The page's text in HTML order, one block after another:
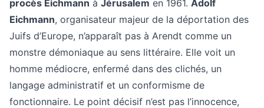
procès Eichmann à Jérusalem en 1961. Adolf
Eichmann, organisateur majeur de la déportation des
Juifs d’Europe, n’apparaît pas à Arendt comme un
monstre démoniaque au sens littéraire. Elle voit un
homme médiocre, enfermé dans des clichés, un
langage administratif et un conformisme de
fonctionnaire. Le point décisif n’est pas l’innocence,